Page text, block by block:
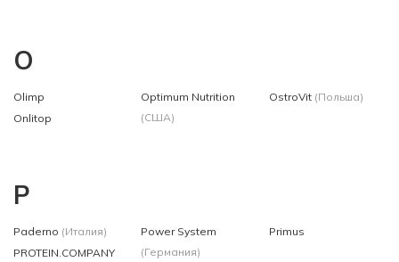
O
Olimp
Onlitop
Optimum Nutrition
(США)
OstroVit (Польша)
P
Paderno (Италия)
PROTEIN.COMPANY
Power System
(Германия)
Primus